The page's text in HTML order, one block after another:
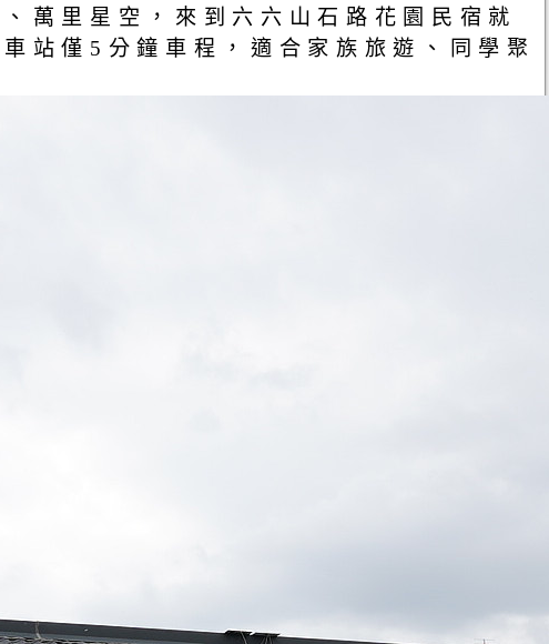
萬里星空，來到六六山石路花園民宿就
僅5分鐘車程，適合家族旅遊、同學聚